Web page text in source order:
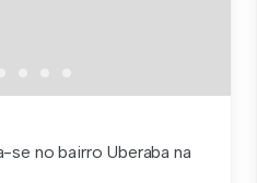
no bairro Uberaba na